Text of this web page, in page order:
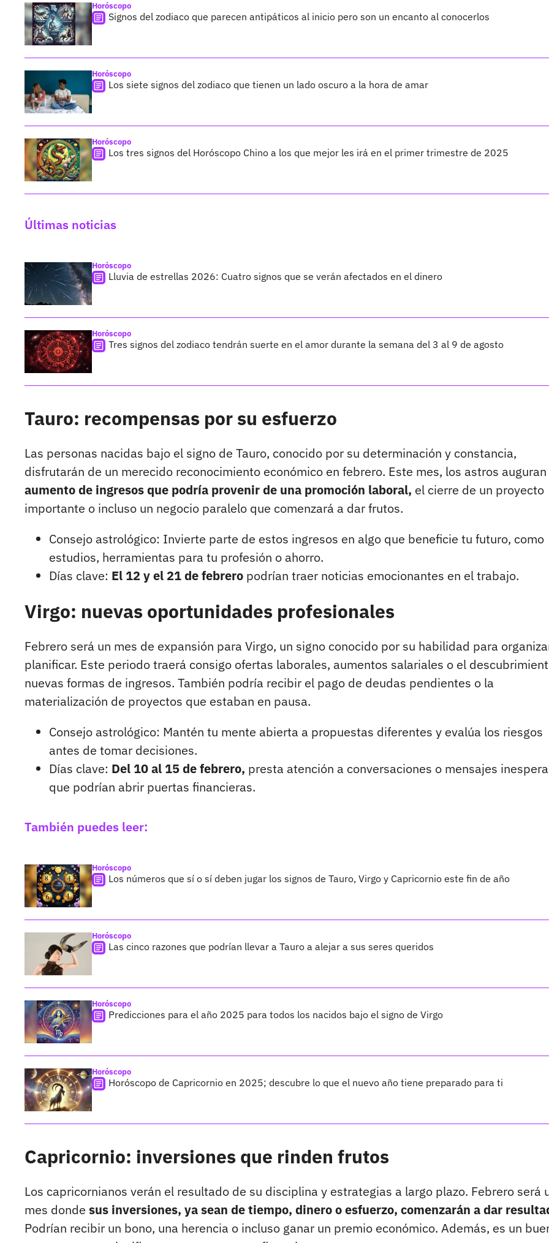
Horóscopo
Signos del zodiaco que parecen antipáticos al inicio pero son un encanto al conocerlos
Horóscopo
Los siete signos del zodiaco que tienen un lado oscuro a la hora de amar
Horóscopo
Los tres signos del Horóscopo Chino a los que mejor les irá en el primer trimestre de 2025
Últimas noticias
Horóscopo
Lluvia de estrellas 2026: Cuatro signos que se verán afectados en el dinero
Horóscopo
Tres signos del zodiaco tendrán suerte en el amor durante la semana del 3 al 9 de agosto
Tauro: recompensas por su esfuerzo
Las personas nacidas bajo el signo de Tauro, conocido por su determinación y constancia,
disfrutarán de un merecido reconocimiento económico en febrero. Este mes, los astros auguran
aumento de ingresos que podría provenir de una promoción laboral, el cierre de un proyecto
importante o incluso un negocio paralelo que comenzará a dar frutos.
Consejo astrológico: Invierte parte de estos ingresos en algo que beneficie tu futuro, como
estudios, herramientas para tu profesión o ahorro.
Días clave: El 12 y el 21 de febrero podrían traer noticias emocionantes en el trabajo.
Virgo: nuevas oportunidades profesionales
Febrero será un mes de expansión para Virgo, un signo conocido por su habilidad para
planificar. Este periodo traerá consigo ofertas laborales, aumentos salariales o el
nuevas formas de ingresos. También podría recibir el pago de deudas pendientes o la
materialización de proyectos que estaban en pausa.
Consejo astrológico: Mantén tu mente abierta a propuestas diferentes y evalúa los riesgos
antes de tomar decisiones.
Días clave: Del 10 al 15 de febrero, presta atención a conversaciones o mensajes
que podrían abrir puertas financieras.
También puedes leer:
Horóscopo
Los números que sí o sí deben jugar los signos de Tauro, Virgo y Capricornio este fin de año
Horóscopo
Las cinco razones que podrían llevar a Tauro a alejar a sus seres queridos
Horóscopo
Predicciones para el año 2025 para todos los nacidos bajo el signo de Virgo
Horóscopo
Horóscopo de Capricornio en 2025; descubre lo que el nuevo año tiene preparado para ti
Capricornio: inversiones que rinden frutos
Los capricornianos verán el resultado de su disciplina y estrategias a largo plazo. Febrero será
mes donde sus inversiones, ya sean de tiempo, dinero o esfuerzo, comenzarán a dar
Podrían recibir un bono, una herencia o incluso ganar un premio económico. Además, es un